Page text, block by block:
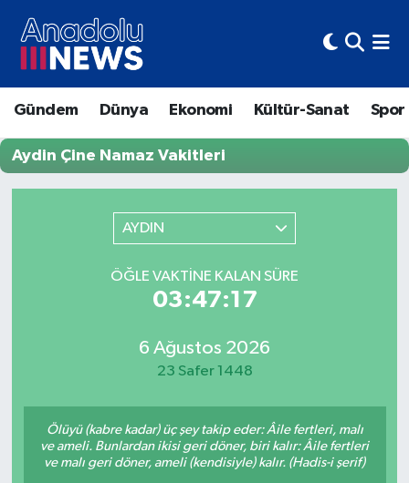
Gündem Dünya Ekonomi Kültür-Sanat Spor
Aydin Çine Namaz Vakitleri
AYDIN
ÖĞLE VAKTINE KALAN SÜRE
03:47:17
6 Ağustos 2026
23 Safer 1448
Ölüyü (kabre kadar) üç şey takip eder: Âile fertleri, malı
ve ameli. Bunlardan ikisi geri döner, biri kalır: Âile fertleri
ve malı geri döner, ameli (kendisiyle) kalır. (Hadis-i şerif)
Hava Durumu
Trafik Durumu
Süper Lig Puan Durumu ve Fikstür